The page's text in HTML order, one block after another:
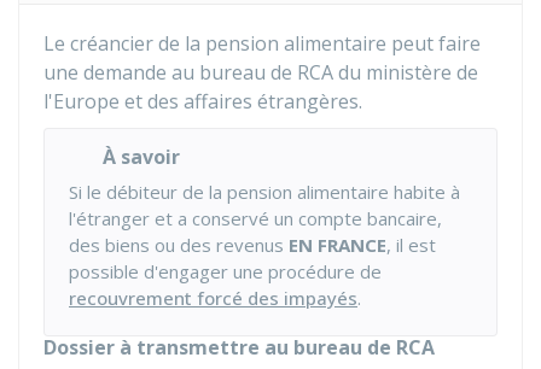
Le créancier de la pension alimentaire peut faire
une demande au bureau de RCAdu ministère de
l'Europe et des affaires étrangères.
À savoir
Si le débiteur de la pension alimentaire habite à
l'étranger et a conservé un compte bancaire,
des biens ou des revenus EN FRANCE, il est
possible d'engager une procédure de
recouvrement forcé des impayés.
Dossier à transmettre au bureau de RCA